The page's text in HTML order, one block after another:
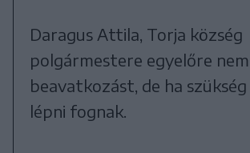
Daragus Attila, Torja község
polgármestere egyelőre
beavatkozást, de ha szükség
lépni fognak.